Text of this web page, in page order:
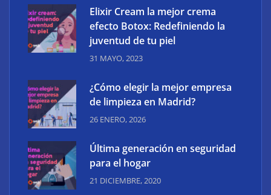
Elixir Cream la mejor crema
efecto Botox: Redefiniendo la
juventud de tu piel
31 MAYO, 2023
¿Cómo elegir la mejor empresa
de limpieza en Madrid?
26 ENERO, 2026
Última generación en seguridad
para el hogar
21 DICIEMBRE, 2020